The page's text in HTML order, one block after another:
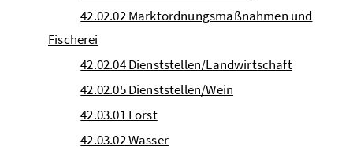
42.02.02 Marktordnungsmaßnahmen und
Fischerei
42.02.04 Dienststellen/Landwirtschaft
42.02.05 Dienststellen/Wein
42.03.01 Forst
42.03.02 Wasser